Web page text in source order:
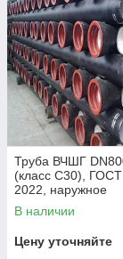
Труба ВЧШГ
(класс C30),
2022, наружное
полиуретановое
внутреннее
В наличии
Цену уточняйте